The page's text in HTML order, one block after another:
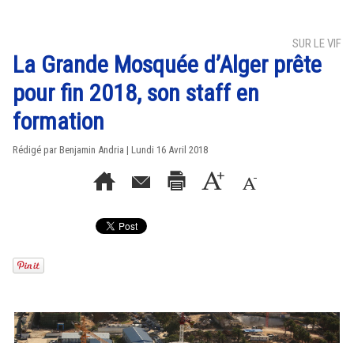
SUR LE VIF
La Grande Mosquée d’Alger prête
pour fin 2018, son staff en
formation
Rédigé par Benjamin Andria | Lundi 16 Avril 2018